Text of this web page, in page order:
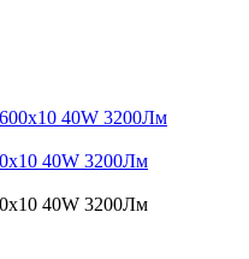
40W 3200Лм
40W 3200Лм